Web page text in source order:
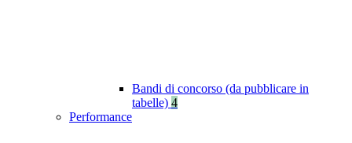
Bandi di concorso (da pubblicare in
tabelle) 4
Performance